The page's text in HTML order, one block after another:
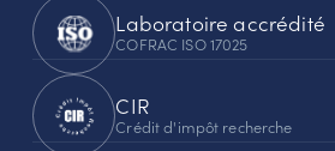
Laboratoire accrédité
COFRAC ISO 17025
CIR
Crédit d'impôt recherche